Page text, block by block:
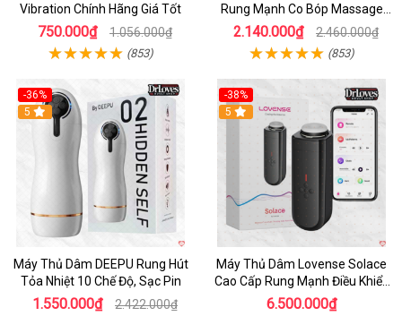
Vibration Chính Hãng Giá Tốt
750.000₫ 1.056.000₫
(853)
Rung Mạnh Co Bóp Massage
Êm Ái
2.140.000₫ 2.460.000₫
(853)
-36%
Hot
5
Máy Thủ Dâm DEEPU Rung Hút
Tỏa Nhiệt 10 Chế Độ, Sạc Pin
1.550.000₫ 2.422.000₫
-38%
Hot
5
Máy Thủ Dâm Lovense Solace
Cao Cấp Rung Mạnh Điều Khiển
App
6.500.000₫